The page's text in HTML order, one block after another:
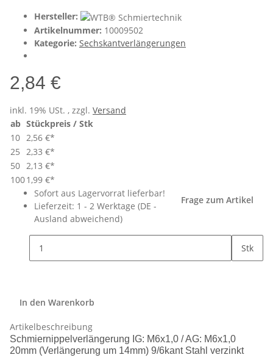
Hersteller:
Artikelnummer: 10009502
Kategorie: Sechskantverlängerungen
2,84 €
inkl. 19% USt. , zzgl. Versand
ab Stückpreis / Stk
10 2,56 €*
25
2,33 €*
50 2,13 €*
1001,99 €*
Sofort aus Lagervorrat lieferbar!
Lieferzeit: 1 - 2 Werktage (DE -
Ausland abweichend)
Frage zum Artikel
Stk
In den Warenkorb
Artikelbeschreibung
Schmiernippelverlängerung IG: M6x1,0 / AG: M6x1,0
20mm (Verlängerung um 14mm) 9/6kant Stahl verzinkt